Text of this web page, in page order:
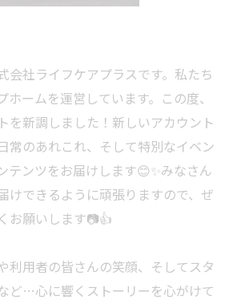
会社ライフケアプラスです。私たち
ホームを運営しています。この度、
を新調しました！新しいアカウント
常のあれこれ、そして特別なイベン
テンツをお届けします😊✨みなさん
けできるように頑張りますので、ぜ
お願いします📷👍
利用者の皆さんの笑顔、そしてスタ
ど…心に響くストーリーを心がけて